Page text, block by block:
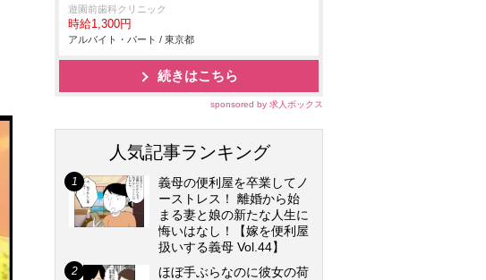
遊園前歯科クリニック
時給1,300円
アルバイト・パート / 東京都
続きはこちら
sponsored by 求人ボックス
人気記事ランキング
義母の便利屋を卒業してノ
ーストレス！ 離婚から始
まる妻と娘の新たな人生に
悔いはなし！【嫁を便利屋
扱いする義母 Vol.44】
ほぼ手ぶらなのに彼女の荷